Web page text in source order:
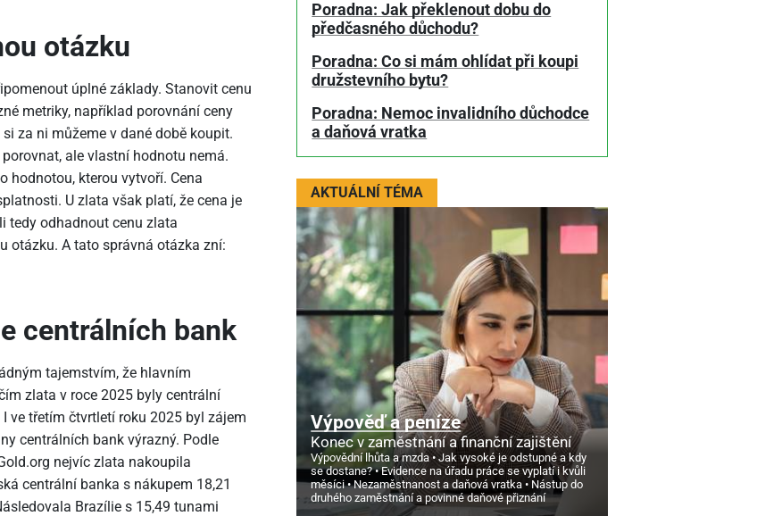
otázku
úplné základy. Stanovit cenu
metriky, například porovnání ceny
za ni můžeme v dané době koupit.
porovnat, ale vlastní hodnotu nemá.
hodnotou, kterou vytvoří. Cena
U zlata však platí, že cena je
tedy odhadnout cenu zlata
otázku. A tato správná otázka zní:
centrálních bank
tajemstvím, že hlavním
zlata v roce 2025 byly centrální
I ve třetím čtvrtletí roku 2025 byl zájem
centrálních bank výrazný. Podle
nejvíc zlata nakoupila
centrální banka s nákupem 18,21
Brazílie s 15,49 tunami
Poradna: Jak překlenout dobu do
předčasného důchodu?
Poradna: Co si mám ohlídat při koupi
družstevního bytu?
Poradna: Nemoc invalidního důchodce
a daňová vratka
AKTUÁLNÍ TÉMA
Výpověď a peníze
Konec v zaměstnání a finanční zajištění
Výpovědní lhůta a mzda
Jak vysoké je odstupné a kdy
se dostane?
Evidence na úřadu práce se vyplatí i kvůli
měsíci
Nezaměstnanost a daňová vratka
Nástup do
druhého zaměstnání a povinné daňové přiznání